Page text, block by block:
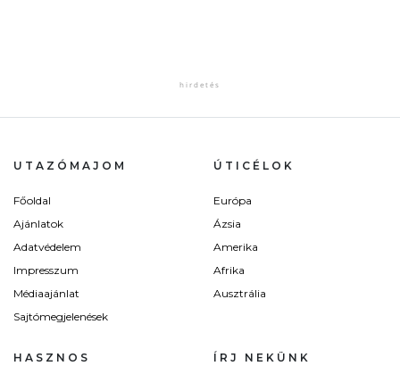
UTAZÓMAJOM
Főoldal
Ajánlatok
Adatvédelem
Impresszum
Médiaajánlat
Sajtómegjelenések
ÚTICÉLOK
Európa
Ázsia
Amerika
Afrika
Ausztrália
HASZNOS ÍRJ NEKÜNK